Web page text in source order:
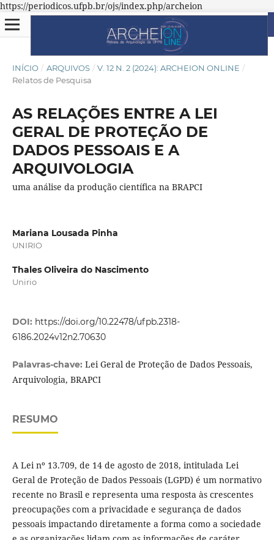
https://periodicos.ufpb.br/ojs/index.php/archeion
INÍCIO / ARQUIVOS / V. 12 N. 2 (2024): ARCHEION ONLINE /
Relatos de Pesquisa
AS RELAÇÕES ENTRE A LEI
GERAL DE PROTEÇÃO DE
DADOS PESSOAIS E A
ARQUIVOLOGIA
uma análise da produção científica na BRAPCI
Mariana Lousada Pinha
UNIRIO
Thales Oliveira do Nascimento
Unirio
DOI: https://doi.org/10.22478/ufpb.2318-
6186.2024v12n2.70630
Palavras-chave: Lei Geral de Proteção de Dados Pessoais,
Arquivologia, BRAPCI
RESUMO
A Lei nº 13.709, de 14 de agosto de 2018, intitulada Lei
Geral de Proteção de Dados Pessoais (LGPD) é um normativo
recente no Brasil e representa uma resposta às crescentes
preocupações com a privacidade e segurança de dados
pessoais impactando diretamente a forma como a sociedade